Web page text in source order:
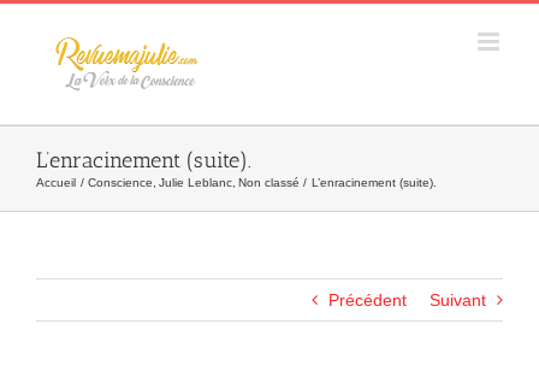
Skip
L’enracinement (suite).
Accueil Conscience Julie Leblanc Non classé L’enracinement (suite).
Précédent Suivant